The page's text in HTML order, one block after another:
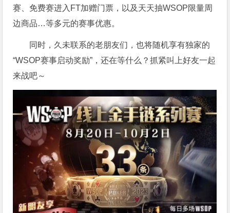
赛、免费赛进入FT加赠门票，以及天天抽WSOP限量周
边商品…等多元的赛事优惠。
同时，久未联系的老朋友们，也将随机享有独家的
“WSOP赛事启动奖励”，还在等什么？抓紧叫上好友一起
来战吧～